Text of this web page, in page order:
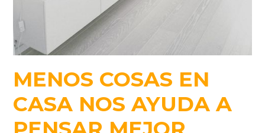
MENOS COSAS EN
CASA NOS AYUDA A